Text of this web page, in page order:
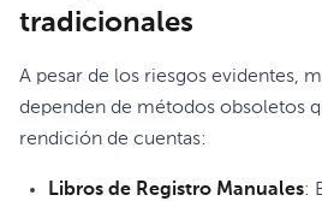
tradicionales
A pesar de los riesgos evidentes,
dependen de métodos obsoletos
rendición de cuentas:
Libros de Registro Manuales: